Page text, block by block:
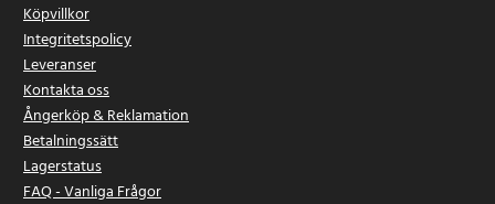
Köpvillkor
Integritetspolicy
Leveranser
Kontakta oss
Ångerköp & Reklamation
Betalningssätt
Lagerstatus
FAQ - Vanliga Frågor